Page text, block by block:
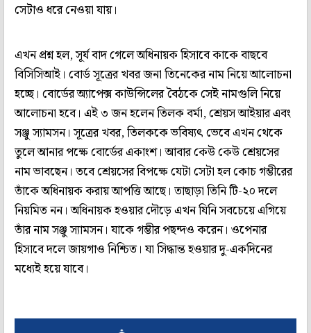
সেটাও ধরে নেওয়া যায়।
এখন প্রশ্ন হল, সূর্য বাদ গেলে অধিনায়ক হিসাবে কাকে বাছবে
বিসিসিআই। বোর্ড সূত্রের খবর জনা তিনেকের নাম নিয়ে আলোচনা
হচ্ছে। বোর্ডের অ্যাপেক্স কাউন্সিলের বৈঠকে সেই নামগুলি নিয়ে
আলোচনা হবে। এই ৩ জন হলেন তিলক বর্মা, শ্রেয়স আইয়ার এবং
সঞ্জু স্যামসন। সূত্রের খবর, তিলককে ভবিষ্যৎ ভেবে এখন থেকে
তুলে আনার পক্ষে বোর্ডের একাংশ। আবার কেউ কেউ শ্রেয়সের
নাম ভাবছেন। তবে শ্রেয়সের বিপক্ষে যেটা সেটা হল কোচ গম্ভীরের
তাঁকে অধিনায়ক করায় আপত্তি আছে। তাছাড়া তিনি টি-২০ দলে
নিয়মিত নন। অধিনায়ক হওয়ার দৌড়ে এখন যিনি সবচেয়ে এগিয়ে
তাঁর নাম সঞ্জু স্যামসন। যাকে গম্ভীর পছন্দও করেন। ওপেনার
হিসাবে দলে জায়গাও নিশ্চিত। যা সিদ্ধান্ত হওয়ার দু-একদিনের
মধ্যেই হয়ে যাবে।